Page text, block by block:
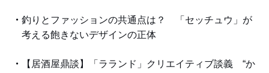
釣りとファッションの共通点は？ 「セッチュウ」が
考える飽きないデザインの正体
【居酒屋鼎談】「ラランド」クリエイティブ談義 “か